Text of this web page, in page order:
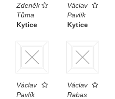
Zdeněk
Tůma
Kytice
Václav
Pavlík
Kytice
Václav
Pavlík
Václav
Rabas